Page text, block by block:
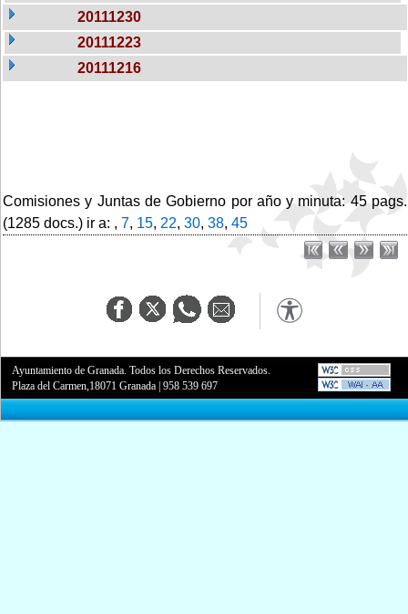
20111230
20111223
20111216
Comisiones y Juntas de Gobierno por año y minuta: 45 pags.
(1285 docs.) ir a: , 7, 15, 22, 30, 38, 45
Ayuntamiento de Granada. Todos los Derechos Reservados.
Plaza del Carmen,18071 Granada |958 539 697